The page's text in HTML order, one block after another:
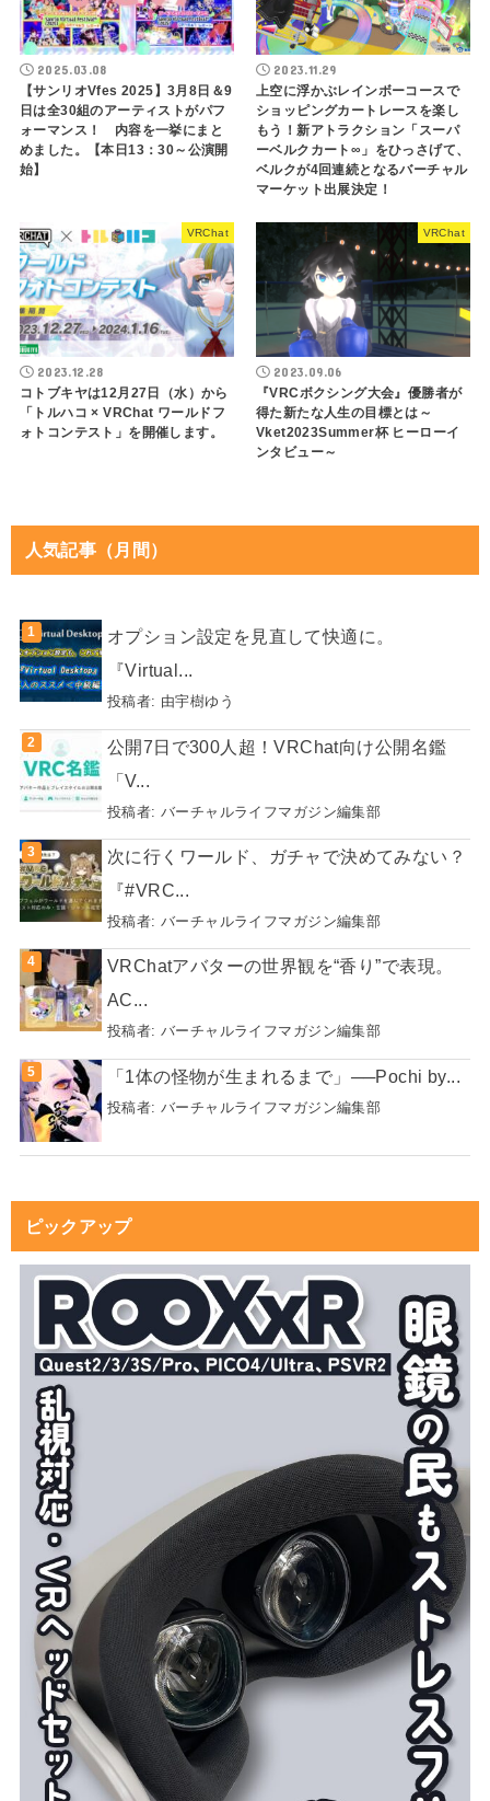
2025.03.08
【サンリオVfes 2025】3月8日＆9
日は全30組のアーティストがパフ
ォーマンス！ 内容を一挙にまと
めました。【本日13：30～公演開
始】
2023.11.29
上空に浮かぶレインボーコースで
ショッピングカートレースを楽し
もう！新アトラクション「スーパ
ーベルクカート∞」をひっさげて、
ベルクが4回連続となるバーチャル
マーケット出展決定！
VRChat
2023.12.28
コトブキヤは12月27日（水）から
「トルハコ × VRChat ワールドフ
ォトコンテスト」を開催します。
VRChat
2023.09.06
『VRCボクシング大会』優勝者が
得た新たな人生の目標とは～
Vket2023Summer杯 ヒーローイ
ンタビュー～
人気記事（月間）
オプション設定を見直して快適に。
『Virtual...
投稿者: 由宇樹ゆう
公開7日で300人超！VRChat向け公開名鑑
「V...
投稿者: バーチャルライフマガジン編集部
次に行くワールド、ガチャで決めてみない？
『#VRC...
投稿者: バーチャルライフマガジン編集部
VRChatアバターの世界観を“香り”で表現。
AC...
投稿者: バーチャルライフマガジン編集部
「1体の怪物が生まれるまで」──Pochi by...
投稿者: バーチャルライフマガジン編集部
ピックアップ